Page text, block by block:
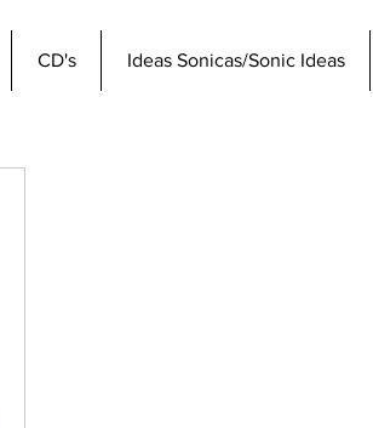
CD's Ideas Sonicas/Sonic Ideas